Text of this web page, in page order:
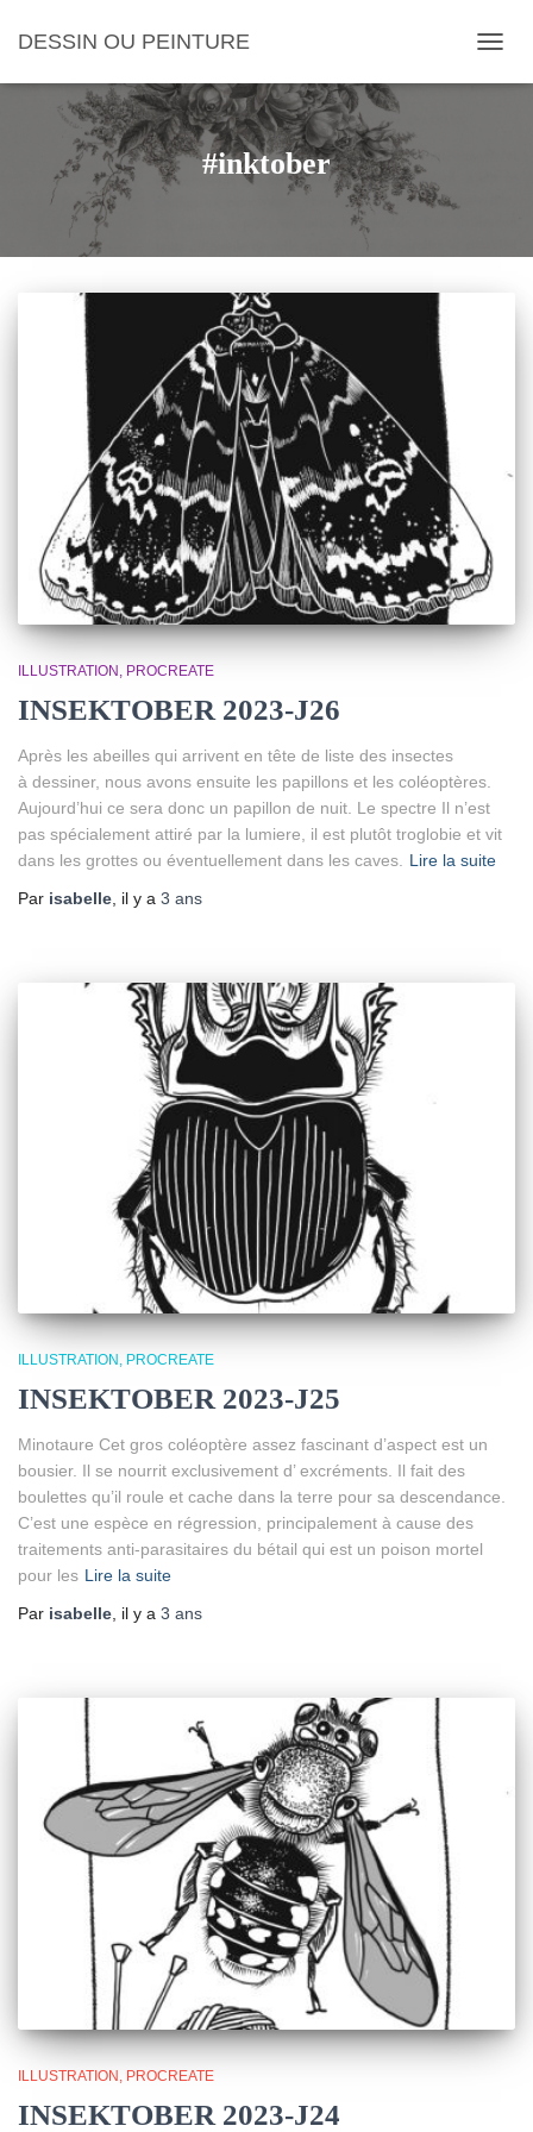
DESSIN OU PEINTURE
#inktober
ILLUSTRATION PROCREATE
INSEKTOBER 2023-J26
Après les abeilles qui arrivent en tête de liste des insectes
à dessiner, nous avons ensuite les papillons et les coléoptères.
Aujourd’hui ce sera donc un papillon de nuit. Le spectre Il n’est
pas spécialement attiré par la lumiere, il est plutôt troglobie et vit
dans les grottes ou éventuellement dans les caves.
Lire la suite
Par isabelle , il y a 3 ans
ILLUSTRATION PROCREATE
INSEKTOBER 2023-J25
Minotaure Cet gros coléoptère assez fascinant d’aspect est un
bousier. Il se nourrit exclusivement d’ excréments. Il fait des
boulettes qu’il roule et cache dans la terre pour sa descendance.
C’est une espèce en régression, principalement à cause des
traitements anti-parasitaires du bétail qui est un poison mortel
pour les Lire la suite
Par isabelle, il y a 3 ans
ILLUSTRATION PROCREATE
INSEKTOBER 2023-J24